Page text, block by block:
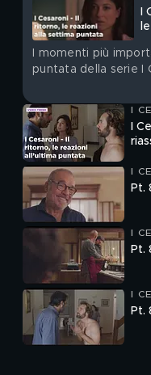
I
I momenti più
puntata della serie I
I
I
I
Pt.
I
Pt.
I
Pt.